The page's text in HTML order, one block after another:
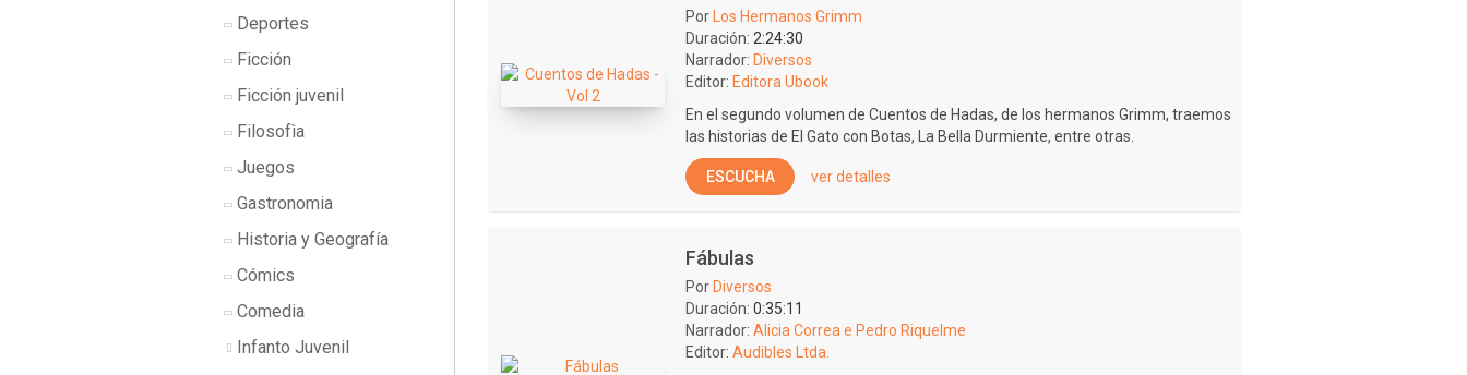
Deportes
Ficción
Ficción juvenil
Filosofìa
Juegos
Gastronomia
Historia y Geografía
Cómics
Comedia
Infanto Juvenil
Por
Los Hermanos Grimm
Duración: 2:24:30
Narrador: Diversos
Editor: Editora Ubook
En el segundo volumen de Cuentos de Hadas, de los hermanos Grimm, traemos
las historias de El Gato con Botas, La Bella Durmiente, entre otras.
ESCUCHA ver detalles
Fábulas
Por Diversos
Duración: 0:35:11
Narrador: Alicia Correa e Pedro Riquelme
Editor: Audibles Ltda.